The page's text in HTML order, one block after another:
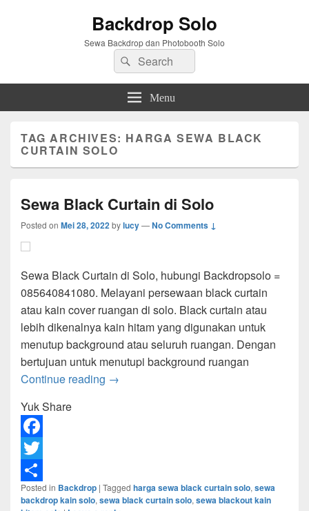
Backdrop Solo
Sewa Backdrop dan Photobooth Solo
Search
for:
Search
Menu
TAG ARCHIVES: HARGA SEWA BLACK
CURTAIN SOLO
Sewa Black Curtain di Solo
Posted on Mei 28, 2022bylucy—No Comments ↓
Sewa Black Curtain di Solo, hubungi Backdropsolo =
085640841080. Melayani persewaan black curtain
atau kain cover ruangan di solo. Black curtain atau
lebih dikenalnya kain hitam yang digunakan untuk
menutup background atau seluruh ruangan. Dengan
bertujuan untuk menutupi background ruangan
Continue reading Sewa Black Curtain di Solo
→
Yuk Share
F
a
c
T
w
S
Posted in Backdrop | Tagged harga sewa black curtain solo, sewa
backdrop kain solo, sewa black curtain solo, sewa blackout kain